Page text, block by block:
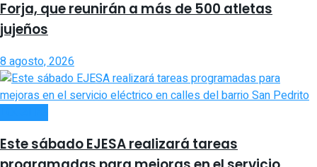
Forja, que reunirán a más de 500 atletas
jujeños
8 agosto, 2026
Este sábado EJESA realizará tareas